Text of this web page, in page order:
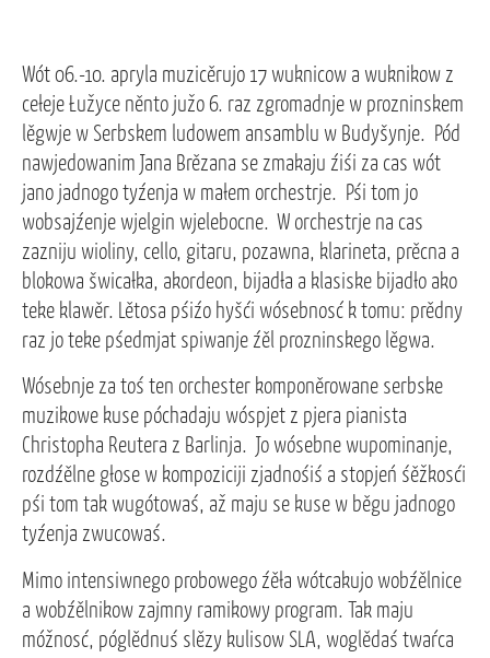
Wót 06.-10. apryla muzicěrujo 17 wuknicow a wuknikow z
cełeje Łužyce něnto južo 6. raz zgromadnje w prozninskem
lěgwje w Serbskem ludowem ansamblu w Budyšynje. Pód
nawjedowanim Jana Brězana se zmakaju źiśi za cas wót
jano jadnogo tyźenja w małem orchestrje. Pśi tom jo
wobsajźenje wjelgin wjelebocne. W orchestrje na cas
zazniju wioliny, cello, gitaru, pozawna, klarineta, prěcna a
blokowa šwicałka, akordeon, bijadła a klasiske bijadło ako
teke klawěr. Lětosa pśiźo hyšći wósebnosć k tomu: prědny
raz jo teke pśedmjat spiwanje źěl prozninskego lěgwa.
Wósebnje za toś ten orchester komponěrowane serbske
muzikowe kuse póchadaju wóspjet z pjera pianista
Christopha Reutera z Barlinja. Jo wósebne wupominanje,
rozdźělne głose w kompoziciji zjadnośiś a stopjeń śěžkosći
pśi tom tak wugótowaś, až maju se kuse w běgu jadnogo
tyźenja zwucowaś.
Mimo intensiwnego probowego źěła wótcakujo wobźělnice
a wobźělnikow zajmny ramikowy program. Tak maju
móžnosć, póglědnuś slězy kulisow SLA, woglědaś twaŕca